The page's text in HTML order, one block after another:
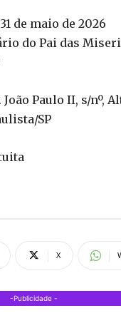
de maio de 2026
do Pai das
João Paulo II, s/nº,
SP
X
-Publicidade -